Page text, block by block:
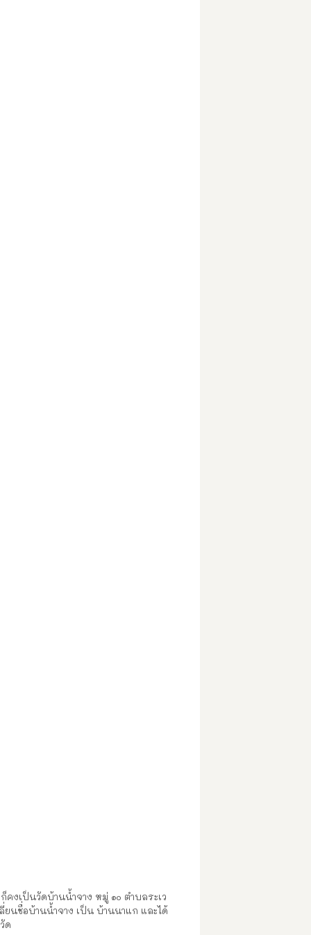
งเป็นวัดบ้านน้ำจาง หมู่ ๑๐ ตำบลระเว
ยนชื่อบ้านน้ำจาง เป็น บ้านนาแก และได้
ด